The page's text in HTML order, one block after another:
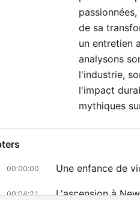
de sa
un entretien
analysons
l'industrie,
l'impact
mythiques
00:00:00 Une enfance de
00:04:21 L'ascension à